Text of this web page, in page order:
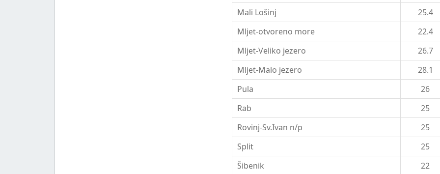
Mali Lošinj
25.4
Mljet-otvoreno more
22.4
Mljet-Veliko jezero
26.7
Mljet-Malo jezero
28.1
Pula
26
Rab
25
Rovinj-Sv.Ivan n/p
25
Split
25
Šibenik
22